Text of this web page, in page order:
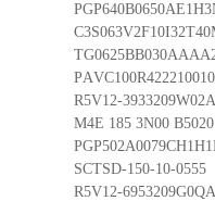
R5V12-
M4E 185 3N00
SCTSD-150-10-0555
R5V12-